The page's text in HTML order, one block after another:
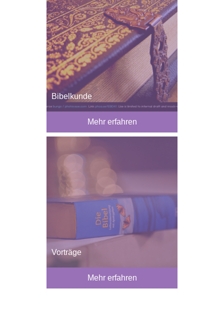
Bibelkunde
Mehr erfahren
Vorträge
Mehr erfahren